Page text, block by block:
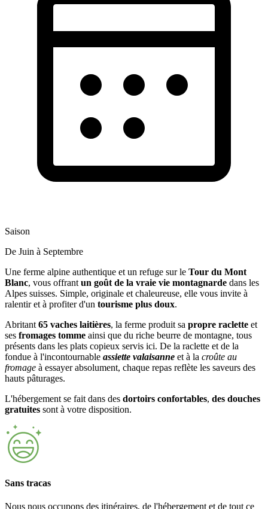
Saison
De Juin à Septembre
Une ferme alpine authentique et un refuge sur le Tour du Mont
Blanc, vous offrant un goût de la vraie vie montagnarde dans les
Alpes suisses. Simple, originale et chaleureuse, elle vous invite à
ralentir et à profiter d'un tourisme plus doux.
Abritant 65 vaches laitières, la ferme produit sa propre raclette et
ses fromages tomme ainsi que du riche beurre de montagne, tous
présents dans les plats copieux servis ici. De la raclette et de la
fondue à l'incontournable assiette valaisanne et à la croûte au
fromage à essayer absolument, chaque repas reflète les saveurs des
hauts pâturages.
L'hébergement se fait dans des dortoirs confortables, des douches
gratuites sont à votre disposition.
Sans tracas
Nous nous occupons des itinéraires, de l'hébergement et de tout ce